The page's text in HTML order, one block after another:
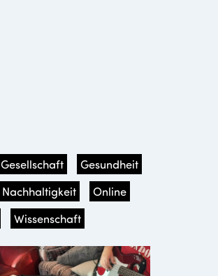
Gesellschaft
Gesundheit
Nachhaltigkeit
Online
Wissenschaft